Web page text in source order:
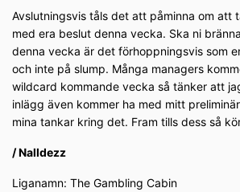
Avslutningsvis tåls det att påminna om att
med era beslut denna vecka. Ska ni
denna vecka är det förhoppningsvis som
och inte på slump. Många managers
wildcard kommande vecka så tänker att
inlägg även kommer ha med mitt
mina tankar kring det. Fram tills dess så
/ Nalldezz
Liganamn: The Gambling Cabin